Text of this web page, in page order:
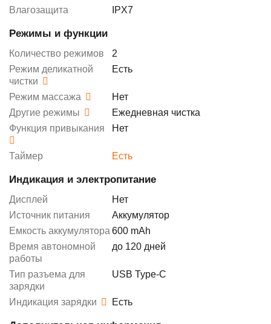
Влагозащита
IPX7
Режимы и функции
Количество режимов
2
Режим деликатной
чистки
Есть
Режим массажа
Нет
Другие режимы
Ежедневная чистка
Функция привыкания
Нет
Таймер Есть
Индикация и электропитание
Дисплей
Нет
Источник питания
Аккумулятор
Емкость аккумулятора 600 mAh
Время автономной
работы
до 120 дней
Тип разъема для
зарядки
USB Type-C
Индикация зарядки Есть